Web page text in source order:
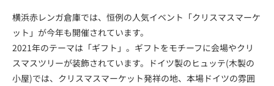
横浜赤レンガ倉庫では、恒例の人気イベント「クリスマスマーケ
ット」が今年も開催されています。
2021年のテーマは「ギフト」。ギフトをモチーフに会場やクリ
スマスツリーが装飾されています。ドイツ製のヒュッテ(木製の
小屋)では、クリスマスマーケット発祥の地、本場ドイツの雰囲